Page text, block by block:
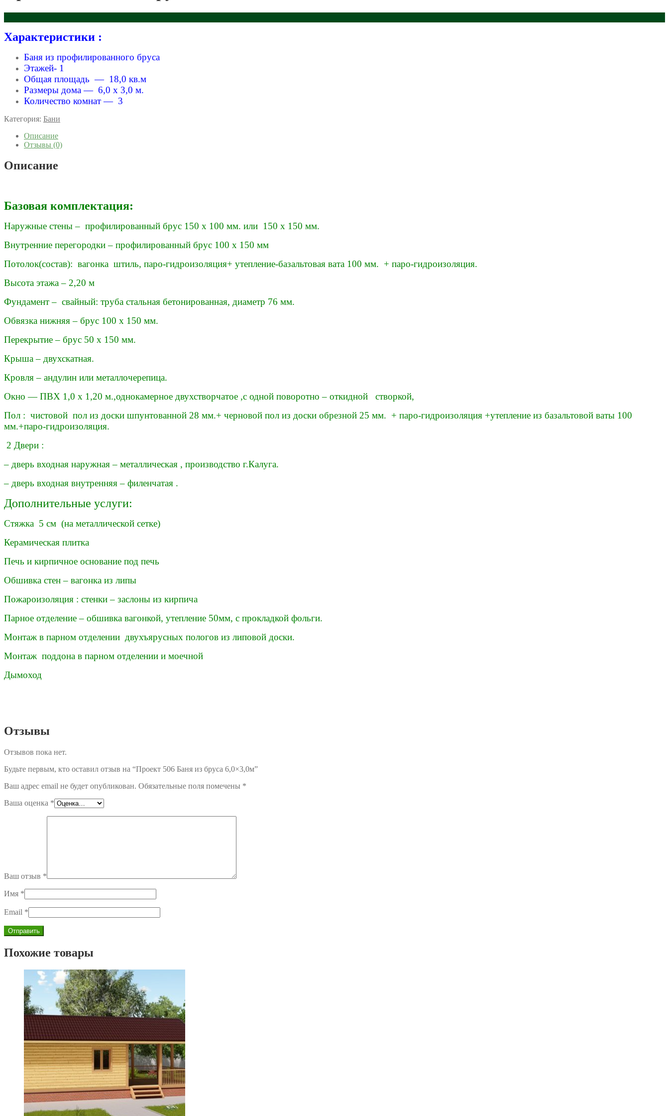
Характеристики :
Баня из профилированного бруса
Этажей- 1
Общая площадь — 18,0 кв.м
Размеры дома — 6,0 x 3,0 м.
Количество комнат — 3
Категория: Бани
Описание
Отзывы (0)
Описание
Базовая комплектация:
Наружные стены – профилированный брус 150 х 100 мм. или 150 х 150 мм.
Внутренние перегородки – профилированный брус 100 х 150 мм
Потолок(состав): вагонка штиль, паро-гидроизоляция+ утепление-базальтовая вата 100 мм. + паро-гидроизоляция.
Высота этажа – 2,20 м
Фундамент – свайный: труба стальная бетонированная, диаметр 76 мм.
Обвязка нижняя – брус 100 х 150 мм.
Перекрытие – брус 50 х 150 мм.
Крыша – двухскатная.
Кровля – андулин или металлочерепица.
Окно — ПВХ 1,0 х 1,20 м.,однокамерное двухстворчатое ,с одной поворотно – откидной створкой,
Пол : чистовой пол из доски шпунтованной 28 мм.+ черновой пол из доски обрезной 25 мм. + паро-гидроизоляция +утепление из базальтовой ваты 100
мм.+паро-гидроизоляция.
2 Двери :
– дверь входная наружная – металлическая , производство г.Калуга.
– дверь входная внутренняя – филенчатая .
Дополнительные услуги:
Стяжка 5 см (на металлической сетке)
Керамическая плитка
Печь и кирпичное основание под печь
Обшивка стен – вагонка из липы
Пожароизоляция : стенки – заслоны из кирпича
Парное отделение – обшивка вагонкой, утепление 50мм, с прокладкой фольги.
Монтаж в парном отделении двухъярусных пологов из липовой доски.
Монтаж поддона в парном отделении и моечной
Дымоход
Отзывы
Отзывов пока нет.
Будьте первым, кто оставил отзыв на “Проект 506 Баня из бруса 6,0×3,0м”
Ваш адрес email не будет опубликован. Обязательные поля помечены *
Ваша оценка *
Ваш отзыв *
Имя *
Email *
Похожие товары